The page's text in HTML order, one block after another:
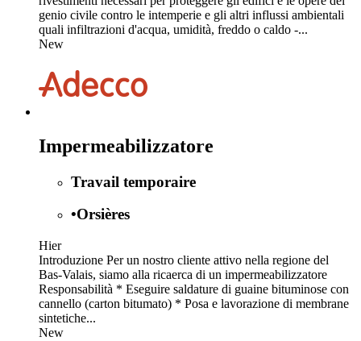
genio civile contro le intemperie e gli altri influssi ambientali
quali infiltrazioni d'acqua, umidità, freddo o caldo -...
New
Impermeabilizzatore
Travail temporaire
•Orsières
Hier
Introduzione Per un nostro cliente attivo nella regione del
Bas-Valais, siamo alla ricaerca di un impermeabilizzatore
Responsabilità * Eseguire saldature di guaine bituminose con
cannello (carton bitumato) * Posa e lavorazione di membrane
sintetiche...
New